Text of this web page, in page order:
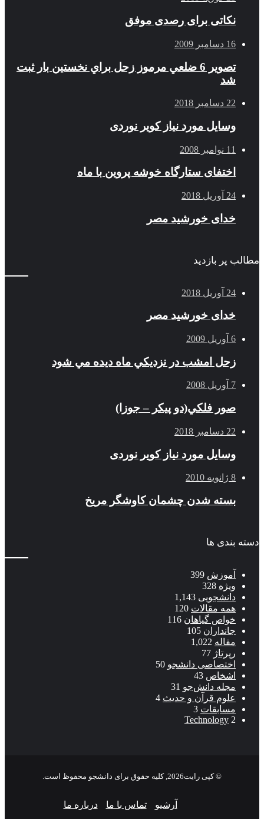
نکاتی برای رصدی موفق
16 دسامبر 2009
تصوير 6 ضلعي مرموز زحل براي نخستين بار ثبت
شد
22 دسامبر 2018
وسایل مورد نیاز کویر نوردی
11 نوامبر 2008
اختفای ستارگاه خوشه پروین با ماه
24 آوریل 2018
خدای خورشید مصر
مطالب پر بازدید
24 آوریل 2018
خدای خورشید مصر
6 آوریل 2009
زحل امشب در نزديكي ماه ديده مي شود
7 آوریل 2008
صور فلكي(دو پیکر – جوزا)
22 دسامبر 2018
وسایل مورد نیاز کویر نوردی
8 ژانویه 2010
بسته شدن چشمان کاوشگر مريخ
دسته بندی ها
آموزش 399
ویژه 328
دانشجویی 1,143
همه مقالات 120
خواص گیاهان 116
جانداران 105
مقاله 1,022
رپرتاژ 77
اختصاصی دانشجو 50
اشخاص 43
مجله دانش‌جو 31
علوم قرآن و حدیث 4
مسابقات 3
Technology 2
© کپی رایت2026, کلیه حقوق برای دانشجو محفوظ است.
آرشیو تماس با ما درباره ما